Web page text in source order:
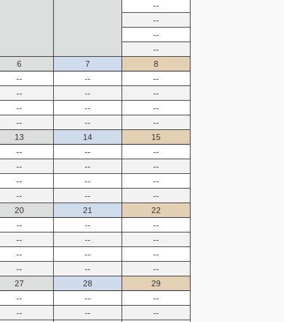
--
--
--
--
6
--
--
--
--
7
--
--
--
--
8
--
--
--
--
13
--
--
--
--
14
--
--
--
--
15
--
--
--
--
20
--
--
--
--
21
--
--
--
--
22
--
--
--
--
27
--
--
28
--
--
29
--
--